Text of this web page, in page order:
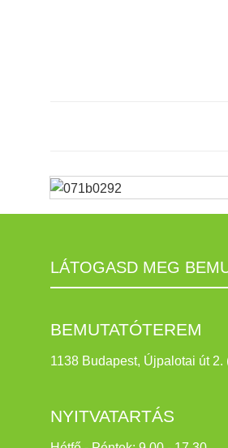
LÁTOGASD MEG
BEMUTATÓTEREM
1138 Budapest, Újpalotai út
NYITVATARTÁS